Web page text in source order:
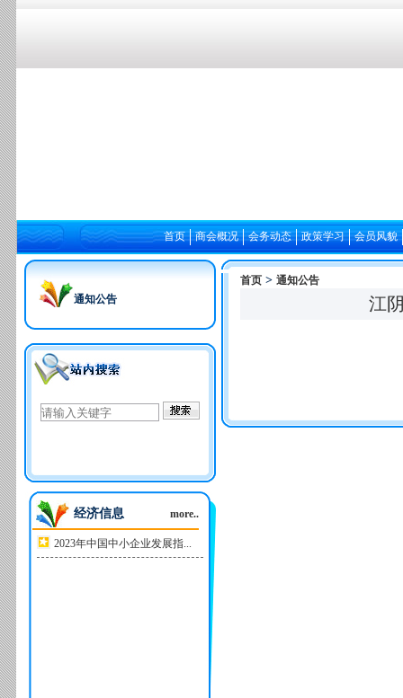
首页 商会概况 会务动态 政策学习 会员风貌
通知公告
经济信息 more..
2023年中国中小企业发展指...
首页 > 通知公告
江